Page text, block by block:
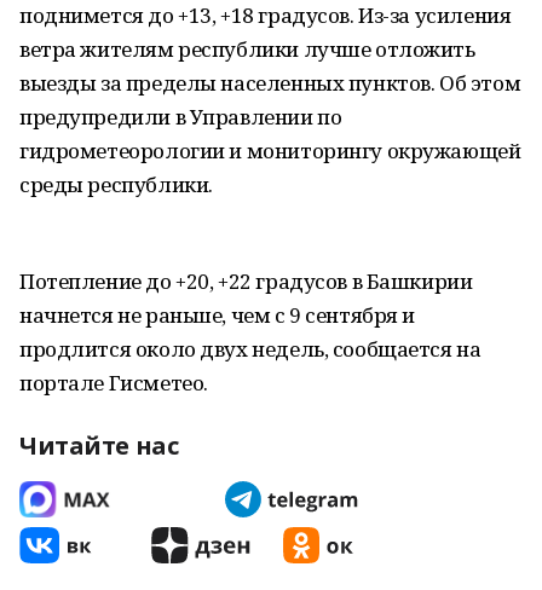
поднимется до +13, +18 градусов. Из-за усиления
ветра жителям республики лучше отложить
выезды за пределы населенных пунктов. Об этом
предупредили в Управлении по
гидрометеорологии и мониторингу окружающей
среды республики.
Потепление до +20, +22 градусов в Башкирии
начнется не раньше, чем с 9 сентября и
продлится около двух недель, сообщается на
портале Гисметео.
Читайте нас